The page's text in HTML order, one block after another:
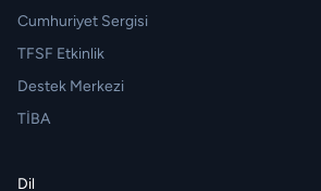
Cumhuriyet Sergisi
TFSF Etkinlik
Destek Merkezi
TİBA
Dil